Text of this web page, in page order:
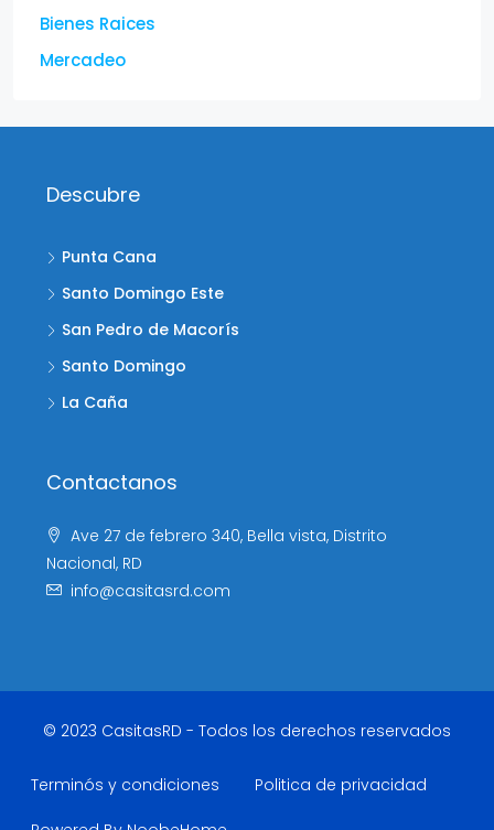
Bienes Raices
Mercadeo
Descubre
Punta Cana
Santo Domingo Este
San Pedro de Macorís
Santo Domingo
La Caña
Contactanos
Ave 27 de febrero 340, Bella vista, Distrito
Nacional, RD
info@casitasrd.com
© 2023 CasitasRD - Todos los derechos reservados
Terminós y condiciones Politica de privacidad